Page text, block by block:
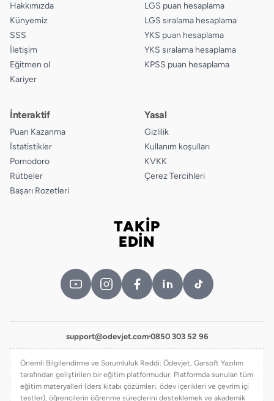
Hakkımızda
Künyemiz
SSS
İletişim
Eğitmen ol
Kariyer
LGS puan hesaplama
LGS sıralama hesaplama
YKS puan hesaplama
YKS sıralama hesaplama
KPSS puan hesaplama
İnteraktif
Puan Kazanma
İstatistikler
Pomodoro
Rütbeler
Başarı Rozetleri
Yasal
Gizlilik
Kullanım koşulları
KVKK
Çerez Tercihleri
TAKİP
EDİN
support@odevjet.com·0850 303 52 96
Önemli Bilgilendirme ve Sorumluluk Reddi: Ödevjet, Garsoft Yazılım
tarafından geliştirilen bir eğitim platformudur. Platformda sunulan tüm
eğitim materyalleri (ders kitabı çözümleri, ödev içerikleri ve çevrim içi
testler), öğrencilerin öğrenme süreçlerini desteklemek ve akademik